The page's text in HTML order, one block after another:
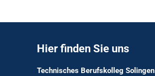
Hier finden Sie uns
Technisches Berufskolleg Solingen